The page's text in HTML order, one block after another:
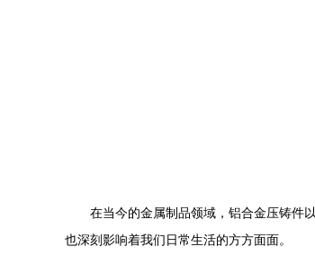
在当今的金属制品领域，铝合金压铸件
也深刻影响着我们日常生活的方方面面。